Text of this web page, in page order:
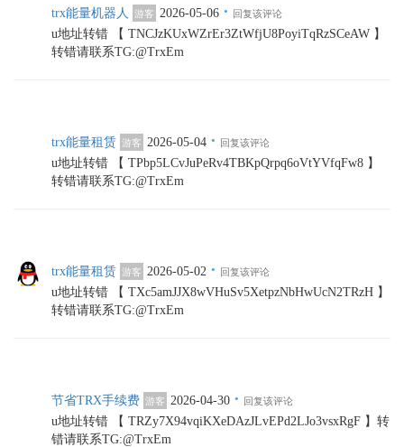
trx能量机器人 游客 2026-05-06 · 回复该评论
u地址转错 【 TNCJzKUxWZrEr3ZtWfjU8PoyiTqRzSCeAW 】
转错请联系TG:@TrxEm
trx能量租赁 游客 2026-05-04 · 回复该评论
u地址转错 【 TPbp5LCvJuPeRv4TBKpQrpq6oVtYVfqFw8 】
转错请联系TG:@TrxEm
trx能量租赁 游客 2026-05-02 · 回复该评论
u地址转错 【 TXc5amJJX8wVHuSv5XetpzNbHwUcN2TRzH 】
转错请联系TG:@TrxEm
节省TRX手续费 游客 2026-04-30 · 回复该评论
u地址转错 【 TRZy7X94vqiKXeDAzJLvEPd2LJo3vsxRgF 】转
错请联系TG:@TrxEm